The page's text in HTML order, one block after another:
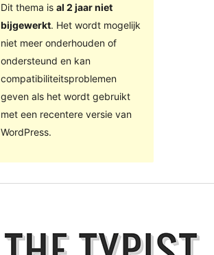
Dit thema is al 2 jaar niet
bijgewerkt. Het wordt mogelijk
niet meer onderhouden of
ondersteund en kan
compatibiliteitsproblemen
geven als het wordt gebruikt
met een recentere versie van
WordPress.